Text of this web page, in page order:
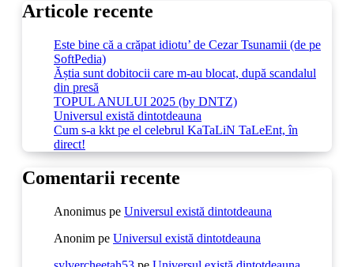
Articole recente
Este bine că a crăpat idiotu’ de Cezar Tsunamii (de pe
SoftPedia)
Ăștia sunt dobitocii care m-au blocat, după scandalul
din presă
TOPUL ANULUI 2025 (by DNTZ)
Universul există dintotdeauna
Cum s-a kkt pe el celebrul KaTaLiN TaLeEnt, în
direct!
Comentarii recente
Anonimus pe Universul există dintotdeauna
Anonim pe Universul există dintotdeauna